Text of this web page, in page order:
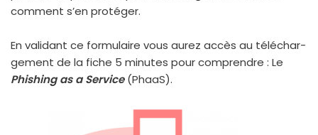
com­ment s’en pro­té­ger.
En vali­dant ce for­mu­laire vous aurez accès au télé­char­
ge­ment de la fiche 5 minutes pour com­prendre : Le
Phishing as a Service(PhaaS).